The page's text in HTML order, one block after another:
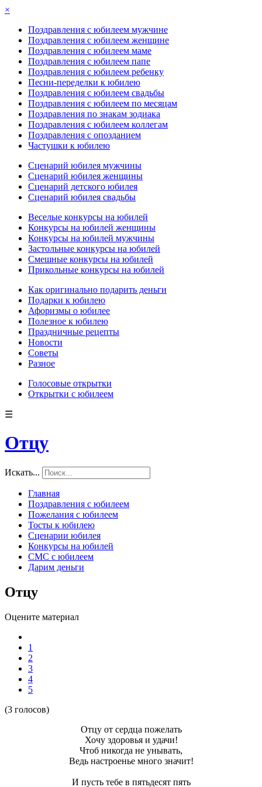
×
Поздравления с юбилеем мужчине
Поздравления с юбилеем женщине
Поздравления с юбилеем маме
Поздравления с юбилеем папе
Поздравления с юбилеем ребенку
Песни-переделки к юбилею
Поздравления с юбилеем свадьбы
Поздравления с юбилеем по месяцам
Поздравления по знакам зодиака
Поздравления с юбилеем коллегам
Поздравления с опозданием
Частушки к юбилею
Сценарий юбилея мужчины
Сценарий юбилея женщины
Сценарий детского юбилея
Сценарий юбилея свадьбы
Веселые конкурсы на юбилей
Конкурсы на юбилей женщины
Конкурсы на юбилей мужчины
Застольные конкурсы на юбилей
Смешные конкурсы на юбилей
Прикольные конкурсы на юбилей
Как оригинально подарить деньги
Подарки к юбилею
Афоризмы о юбилее
Полезное к юбилею
Праздничные рецепты
Новости
Советы
Разное
Голосовые открытки
Открытки с юбилеем
☰
Отцу
Искать...
Главная
Поздравления с юбилеем
Пожелания с юбилеем
Тосты к юбилею
Сценарии юбилея
Конкурсы на юбилей
СМС с юбилеем
Дарим деньги
Отцу
Оцените материал
1
2
3
4
5
(3 голосов)
Отцу от сердца пожелать
Хочу здоровья и удачи!
Чтоб никогда не унывать,
Ведь настроенье много значит!
И пусть тебе в пятьдесят пять